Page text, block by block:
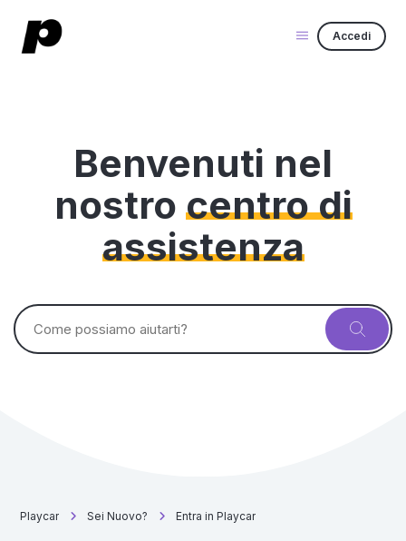
Accedi
Benvenuti nel
nostro centro di
assistenza
Ricerca
Playcar Sei Nuovo? Entra in Playcar